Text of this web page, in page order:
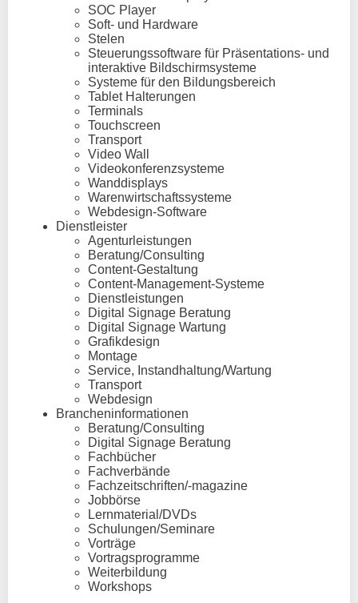
SOC Player
Soft- und Hardware
Stelen
Steuerungssoftware für Präsentations- und
interaktive Bildschirmsysteme
Systeme für den Bildungsbereich
Tablet Halterungen
Terminals
Touchscreen
Transport
Video Wall
Videokonferenzsysteme
Wanddisplays
Warenwirtschaftssysteme
Webdesign-Software
Dienstleister
Agenturleistungen
Beratung/Consulting
Content-Gestaltung
Content-Management-Systeme
Dienstleistungen
Digital Signage Beratung
Digital Signage Wartung
Grafikdesign
Montage
Service, Instandhaltung/Wartung
Transport
Webdesign
Brancheninformationen
Beratung/Consulting
Digital Signage Beratung
Fachbücher
Fachverbände
Fachzeitschriften/-magazine
Jobbörse
Lernmaterial/DVDs
Schulungen/Seminare
Vorträge
Vortragsprogramme
Weiterbildung
Workshops